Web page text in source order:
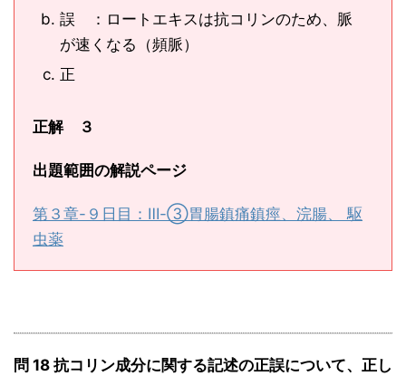
誤 ：ロートエキスは抗コリンのため、脈
が速くなる（頻脈）
正
正解 ３
出題範囲の解説ページ
第３章-９日目：Ⅲ-③胃腸鎮痛鎮痙、浣腸、 駆
虫薬
問 18 抗コリン成分に関する記述の正誤について、正し